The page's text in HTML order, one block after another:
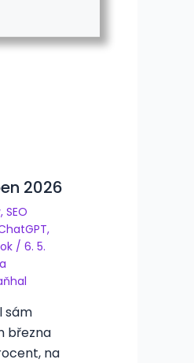
2026
,SEO
,
/6. 5.
sám
března
na